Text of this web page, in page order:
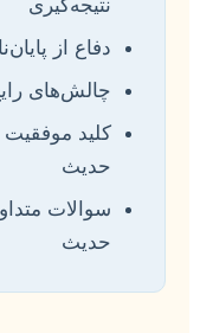
دفاع از
چالش‌های
کلید موفقیت
حدیث
سوالات
حدیث